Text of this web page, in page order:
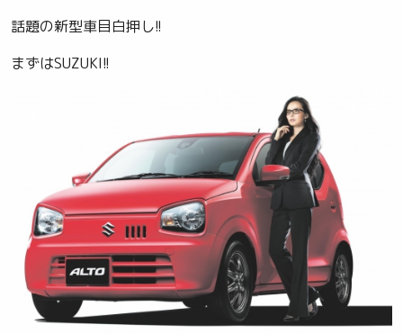
話題の新型車目白押し!!
まずはSUZUKI!!